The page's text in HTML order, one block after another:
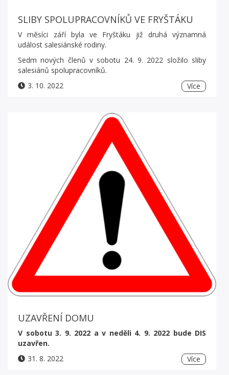
SLIBY SPOLUPRACOVNÍKŮ VE FRYŠTÁKU
V měsíci září byla ve Fryštáku již druhá významná
událost salesiánské rodiny.
Sedm nových členů v sobotu 24. 9. 2022 složilo sliby
salesiánů spolupracovníků.
3. 10. 2022
Více
UZAVŘENÍ DOMU
V sobotu 3. 9. 2022 a v neděli 4. 9. 2022 bude DIS
uzavřen.
31. 8. 2022
Více